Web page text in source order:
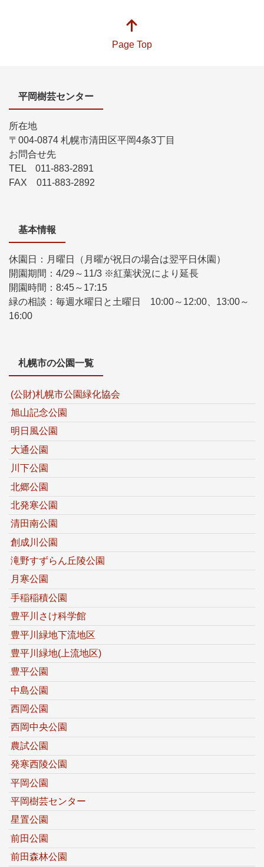
Page Top
平岡樹芸センター
所在地
〒004-0874 札幌市清田区平岡4条3丁目
お問合せ先
TEL 011-883-2891
FAX 011-883-2892
基本情報
休園日：月曜日（月曜が祝日の場合は翌平日休園）
開園期間：4/29～11/3 ※紅葉状況により延長
開園時間：8:45～17:15
緑の相談：毎週水曜日と土曜日 10:00～12:00、13:00～
16:00
札幌市の公園一覧
(公財)札幌市公園緑化協会
旭山記念公園
明日風公園
大通公園
川下公園
北郷公園
北発寒公園
清田南公園
創成川公園
滝野すずらん丘陵公園
月寒公園
手稲稲積公園
豊平川さけ科学館
豊平川緑地下流地区
豊平川緑地(上流地区)
豊平公園
中島公園
西岡公園
西岡中央公園
農試公園
発寒西陵公園
平岡公園
平岡樹芸センター
星置公園
前田公園
前田森林公園